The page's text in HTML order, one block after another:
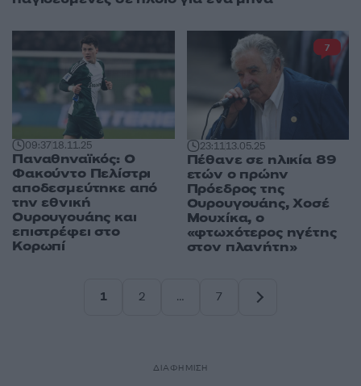
09:3718.11.25
Παναθηναϊκός: Ο
Φακούντο Πελίστρι
αποδεσμεύτηκε από
την εθνική
Ουρουγουάης και
επιστρέφει στο
Κορωπί
23:1113.05.25
Πέθανε σε ηλικία 89
ετών ο πρώην
Πρόεδρος της
Ουρουγουάης, Χοσέ
Μουχίκα, ο
«φτωχότερος ηγέτης
στον πλανήτη»
7
1
2
…
7
ΔΙΑΦΗΜΙΣΗ